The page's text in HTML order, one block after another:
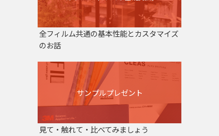
全フィルム共通の基本性能とカスタマイズ
のお話
サンプルプレゼント
見て・触れて・比べてみましょう